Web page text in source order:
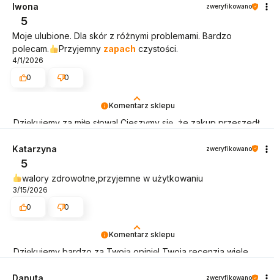
proces zakupowy był czystą przyjemnością. Pozdrawiamy
Komentarz sklepu
Dziękujemy za miłe słowa! Cieszymy się, że zakup przeszedł
obsługę tak świetnym klientom. Dziękujemy raz jeszcze!
Iwona zweryfikowano
5
Moje ulubione. Dla skór z różnymi problemami. Bardzo
polecam.
Przyjemny zapach czystości.
4/1/2026
0
0
Komentarz sklepu
Dziękujemy bardzo za Twoją opinię! Twoja recenzja wiele
właściwym torze :) Z pozdrowieniami, obsługa sklepu.
Katarzyna zweryfikowano
5
walory zdrowotne,przyjemne w użytkowaniu
3/15/2026
0
0
zweryfikowano